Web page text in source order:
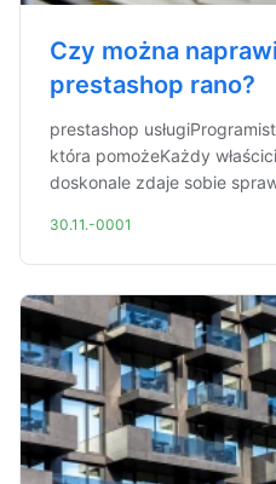
Czy można
prestashop rano?
prestashop
która pomożeKażdy
doskonale zdaje sobie
30.11.-0001